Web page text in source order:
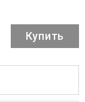
Купить